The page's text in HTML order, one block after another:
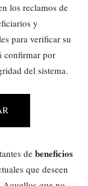
los reclamos de
y
para verificar su
confirmar por
del sistema.
de beneficios
que deseen